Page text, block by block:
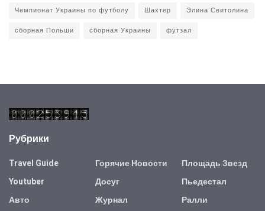
Чемпионат Украины по футболу
Шахтер
Элина Свитолина
сборная Польши
сборная Украины футзал
Рубрики
Travel Guide
Youtuber
Авто
Горячие Новости
Досуг
Журнал
Площадь Звезд
Пьедестал
Ралли